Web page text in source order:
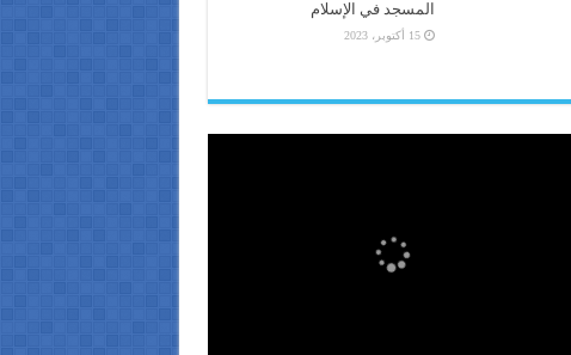
المسجد في الإسلام
15 أكتوبر، 2023